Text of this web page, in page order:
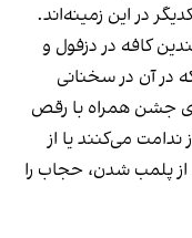
در این زمینه‌اند.
کافه در دزفول و
در آن در سخنانی
جشن همراه با رقص
می‌کنند یا از
پلمب شدن، حجاب را